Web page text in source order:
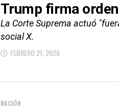
Trump firma
La Corte Suprema actuó
social X.
FEBRERO 21, 2026
NACIÓN